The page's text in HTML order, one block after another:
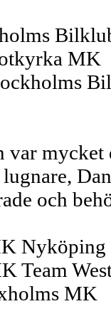
MK
var
och
Nyköping
Team
MK